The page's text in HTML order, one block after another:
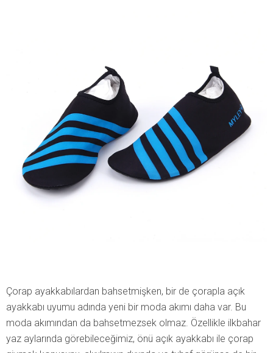
Çorap ayakkabılardan bahsetmişken, bir de çorapla açık
ayakkabı uyumu adında yeni bir moda akımı daha var. Bu
moda akımından da bahsetmezsek olmaz. Özellikle ilkbahar
yaz aylarında görebileceğimiz, önü açık ayakkabı ile çorap